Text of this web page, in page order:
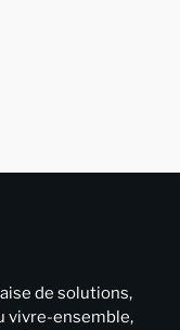
de solutions,
vivre-ensemble,